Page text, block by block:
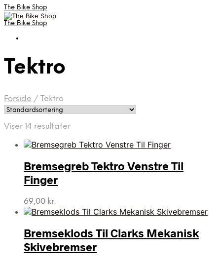
The Bike Shop
The Bike Shop
Tektro
Forside / Tektro
Viser 14 resultater
Bremsegreb Tektro Venstre Til
Finger
69,00 kr.
Bremseklods Til Clarks Mekanisk
Skivebremser